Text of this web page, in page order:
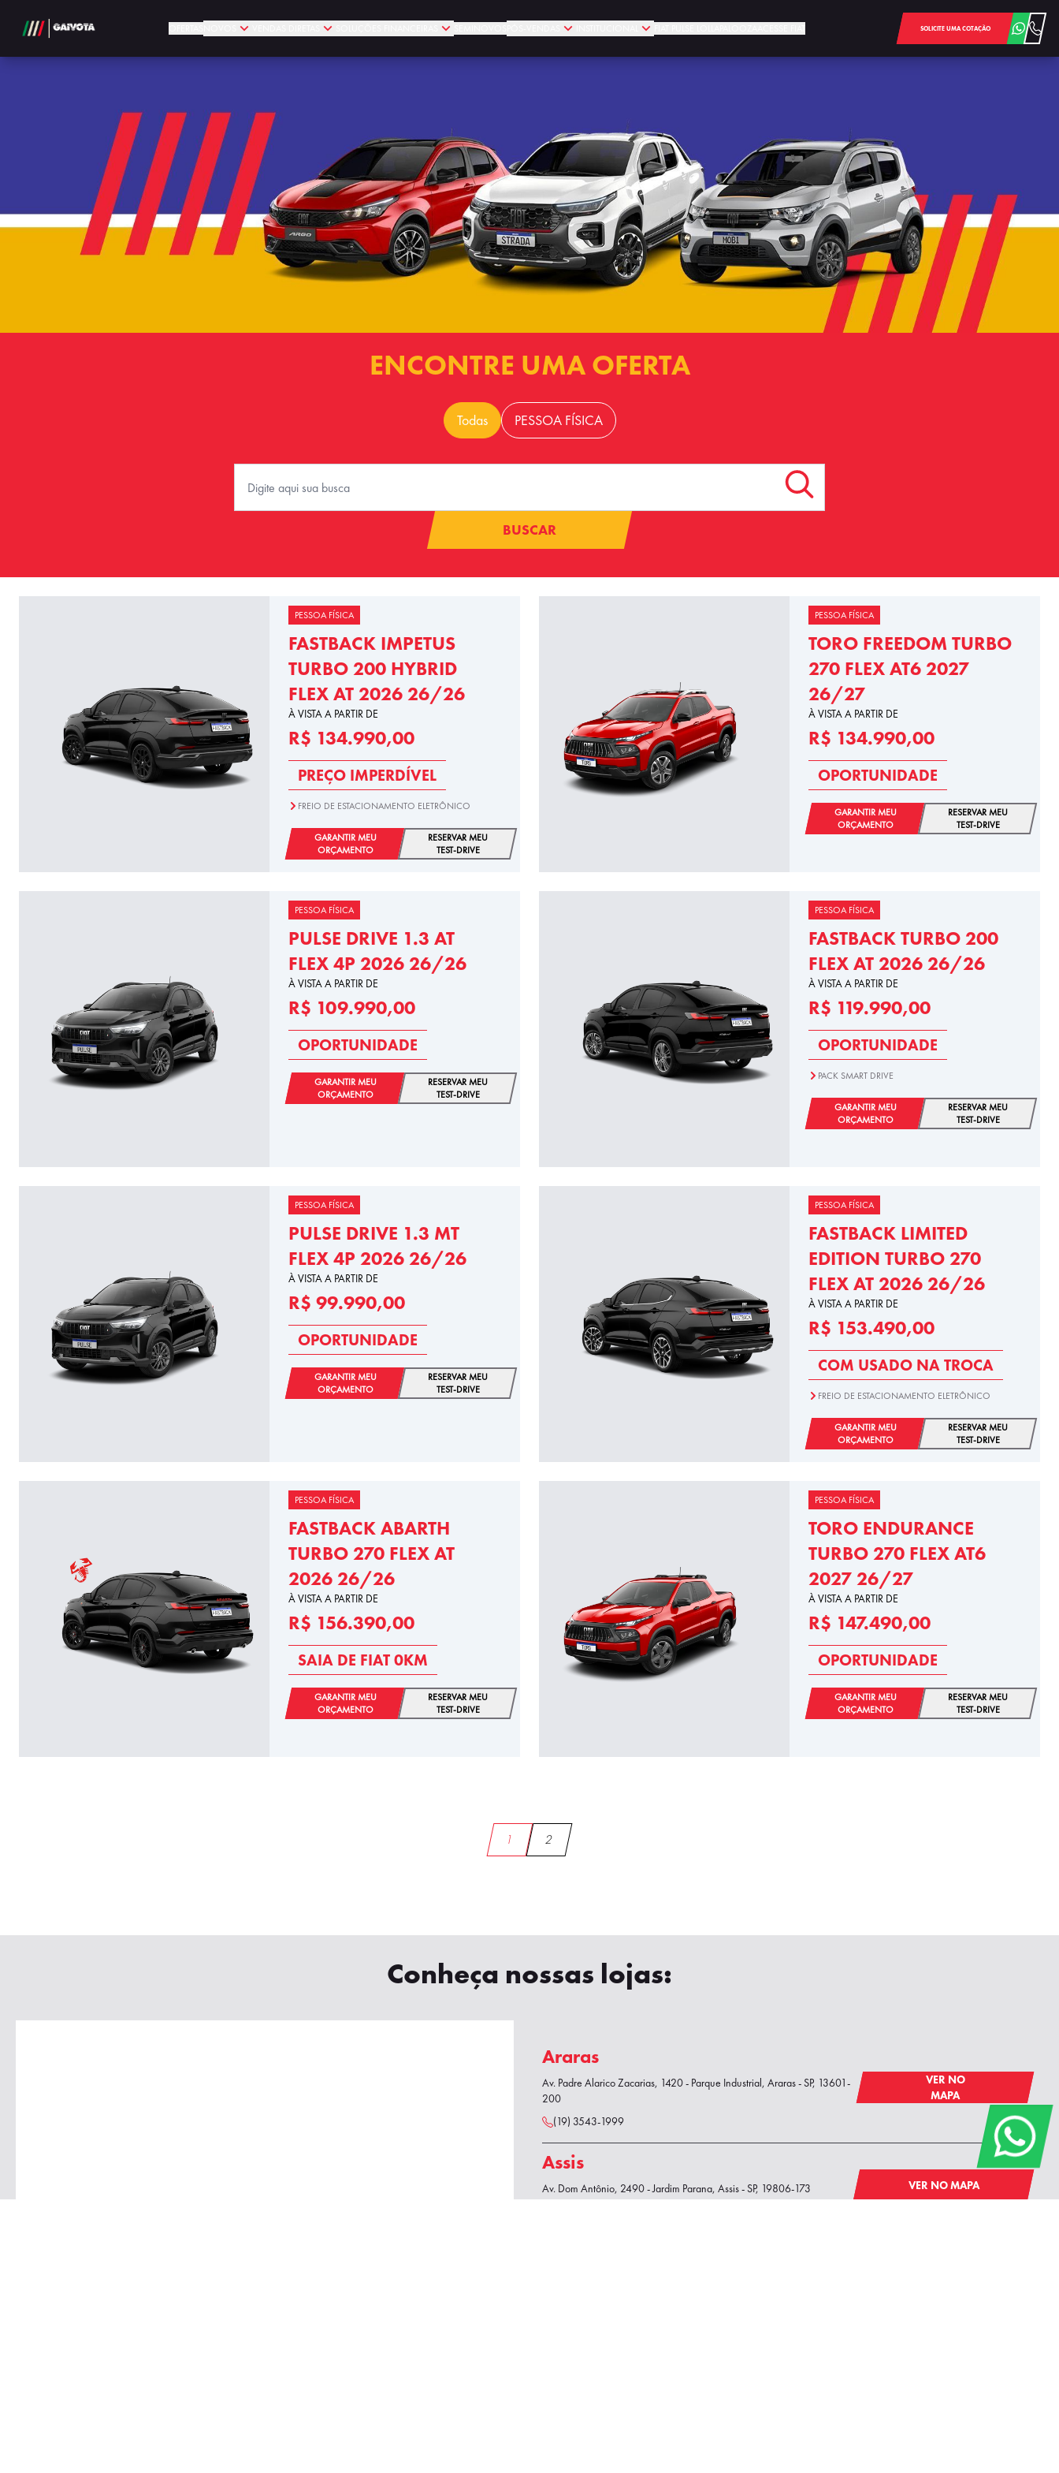
SOLICITE UMA COTAÇÃO
ENCONTRE UMA OFERTA
Todas PESSOA FÍSICA
BUSCAR
PESSOA FÍSICA
FASTBACK IMPETUS
TURBO 200 HYBRID
FLEX AT 2026 26/26
À VISTA A PARTIR DE
R$ 134.990,00
PREÇO IMPERDÍVEL
FREIO DE ESTACIONAMENTO ELETRÔNICO
GARANTIR MEU
ORÇAMENTO
RESERVAR MEU
TEST-DRIVE
PESSOA FÍSICA
TORO FREEDOM TURBO
270 FLEX AT6 2027
26/27
À VISTA A PARTIR DE
R$ 134.990,00
OPORTUNIDADE
GARANTIR MEU
ORÇAMENTO
RESERVAR MEU
TEST-DRIVE
PESSOA FÍSICA
PULSE DRIVE 1.3 AT
FLEX 4P 2026 26/26
À VISTA A PARTIR DE
R$ 109.990,00
OPORTUNIDADE
GARANTIR MEU
ORÇAMENTO
RESERVAR MEU
TEST-DRIVE
PESSOA FÍSICA
FASTBACK TURBO 200
FLEX AT 2026 26/26
À VISTA A PARTIR DE
R$ 119.990,00
OPORTUNIDADE
PACK SMART DRIVE
GARANTIR MEU
ORÇAMENTO
RESERVAR MEU
TEST-DRIVE
PESSOA FÍSICA
PULSE DRIVE 1.3 MT
FLEX 4P 2026 26/26
À VISTA A PARTIR DE
R$ 99.990,00
OPORTUNIDADE
GARANTIR MEU
ORÇAMENTO
RESERVAR MEU
TEST-DRIVE
PESSOA FÍSICA
FASTBACK LIMITED
EDITION TURBO 270
FLEX AT 2026 26/26
À VISTA A PARTIR DE
R$ 153.490,00
COM USADO NA TROCA
FREIO DE ESTACIONAMENTO ELETRÔNICO
GARANTIR MEU
ORÇAMENTO
RESERVAR MEU
TEST-DRIVE
PESSOA FÍSICA
FASTBACK ABARTH
TURBO 270 FLEX AT
2026 26/26
À VISTA A PARTIR DE
R$ 156.390,00
SAIA DE FIAT 0KM
GARANTIR MEU
ORÇAMENTO
RESERVAR MEU
TEST-DRIVE
PESSOA FÍSICA
TORO ENDURANCE
TURBO 270 FLEX AT6
2027 26/27
À VISTA A PARTIR DE
R$ 147.490,00
OPORTUNIDADE
GARANTIR MEU
ORÇAMENTO
RESERVAR MEU
TEST-DRIVE
1 2
Conheça nossas lojas:
Araras
Av. Padre Alarico Zacarias, 1420 - Parque Industrial, Araras - SP, 13601-
200
(19) 3543-1999
VER NO
MAPA
Assis
Av. Dom Antônio, 2490 - Jardim Parana, Assis - SP, 19806-173
VER NO MAPA